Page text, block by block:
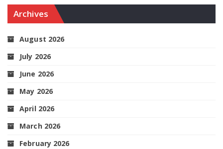
Archives
August 2026
July 2026
June 2026
May 2026
April 2026
March 2026
February 2026